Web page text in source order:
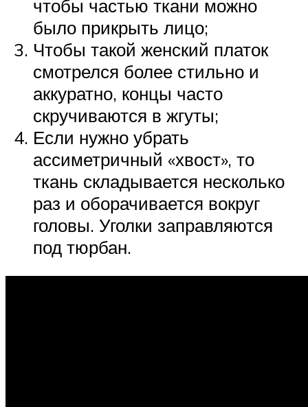
чтобы частью ткани можно
было прикрыть лицо;
Чтобы такой женский платок
смотрелся более стильно и
аккуратно, концы часто
скручиваются в жгуты;
Если нужно убрать
ассиметричный «хвост», то
ткань складывается несколько
раз и оборачивается вокруг
головы. Уголки заправляются
под тюрбан.